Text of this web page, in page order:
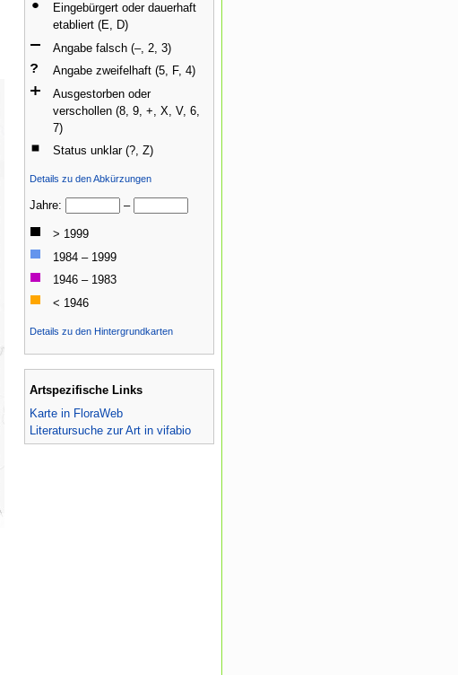
Eingebürgert oder dauerhaft
etabliert (E, D)
Angabe falsch (–, 2, 3)
Angabe zweifelhaft (5, F, 4)
Ausgestorben oder
verschollen (8, 9, +, X, V, 6,
7)
Status unklar (?, Z)
Details zu den Abkürzungen
Jahre: –
> 1999
1984 – 1999
1946 – 1983
< 1946
Details zu den Hintergrundkarten
Artspezifische Links
Karte in FloraWeb
Literatursuche zur Art in vifabio